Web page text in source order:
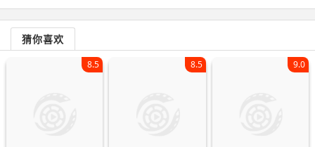
猜你喜欢
8.5 8.5 9.0